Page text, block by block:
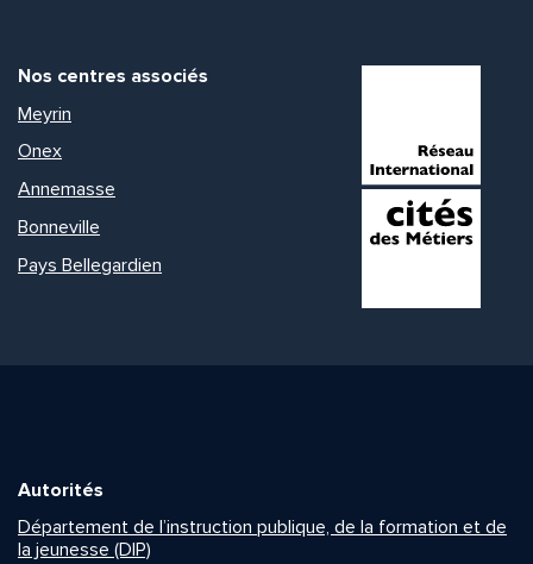
Nos centres associés
Meyrin
Onex
Annemasse
Bonneville
Pays Bellegardien
Autorités
Département de l’instruction publique, de la formation et de
la jeunesse (DIP)